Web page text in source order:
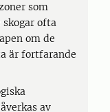
som
ofta
om de
är fortfarande
av